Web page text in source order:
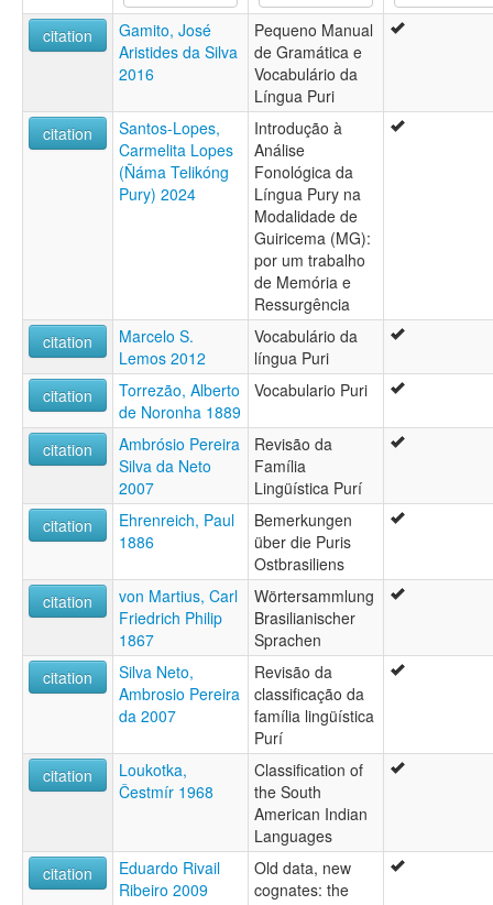
citation
Gamito, José
Aristides da Silva
2016
Pequeno Manual
de Gramática e
Vocabulário da
Língua Puri
citation
Santos-Lopes,
Carmelita Lopes
(Ñáma Telikóng
Pury) 2024
Introdução à
Análise
Fonológica da
Língua Pury na
Modalidade de
Guiricema (MG):
por um trabalho
de Memória e
Ressurgência
citation
Marcelo S.
Lemos 2012
Vocabulário da
língua Puri
citation
Torrezão, Alberto
de Noronha 1889
Vocabulario Puri
citation
Ambrósio Pereira
Silva da Neto
2007
Revisão da
Família
Lingüística Purí
citation
Ehrenreich, Paul
1886
Bemerkungen
über die Puris
Ostbrasiliens
citation
von Martius, Carl
Friedrich Philip
1867
Wörtersammlung
Brasilianischer
Sprachen
citation
Silva Neto,
Ambrosio Pereira
da 2007
Revisão da
classificação da
família lingüística
Purí
citation
Loukotka,
Čestmír 1968
Classification of
the South
American Indian
Languages
citation
Eduardo Rivail
Ribeiro 2009
Old data, new
cognates: the